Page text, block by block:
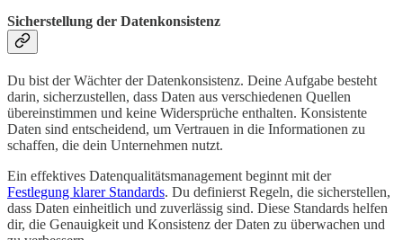
Sicherstellung der Datenkonsistenz
Du bist der Wächter der Datenkonsistenz. Deine Aufgabe besteht
darin, sicherzustellen, dass Daten aus verschiedenen Quellen
übereinstimmen und keine Widersprüche enthalten. Konsistente
Daten sind entscheidend, um Vertrauen in die Informationen zu
schaffen, die dein Unternehmen nutzt.
Ein effektives Datenqualitätsmanagement beginnt mit der
Festlegung klarer Standards. Du definierst Regeln, die sicherstellen,
dass Daten einheitlich und zuverlässig sind. Diese Standards helfen
dir, die Genauigkeit und Konsistenz der Daten zu überwachen und